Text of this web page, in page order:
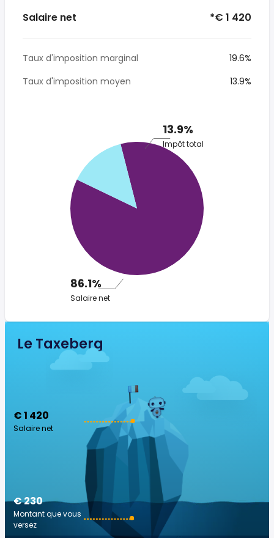
Salaire net *€ 1 420
Taux d'imposition marginal
19.6%
Taux d'imposition moyen
13.9%
13.9%
Impôt total
86.1%
Salaire net
Le Taxeberg
€ 1 420
Salaire net
€ 230
Montant que vous
versez